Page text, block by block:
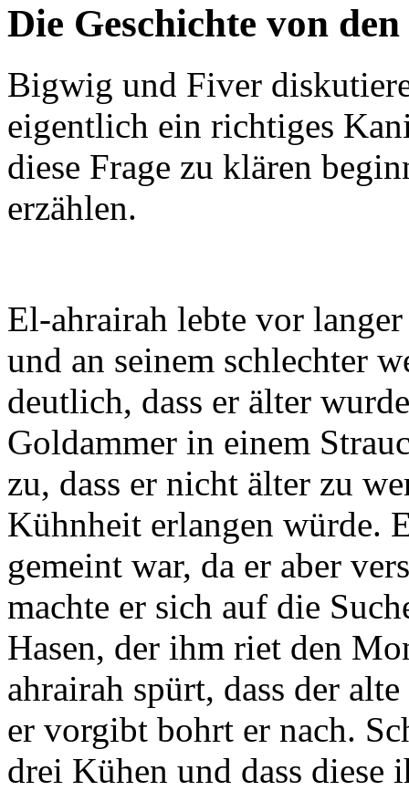
Die Geschichte von
Bigwig und Fiver
eigentlich ein richtiges
diese Frage zu klären
erzählen.
El-ahrairah lebte vor
und an seinem schlechter
deutlich, dass er älter
Goldammer in einem
zu, dass er nicht älter zu
Kühnheit erlangen würde.
gemeint war, da er aber
machte er sich auf die
Hasen, der ihm riet den
ahrairah spürt, dass der
er vorgibt bohrt er nach.
drei Kühen und dass diese